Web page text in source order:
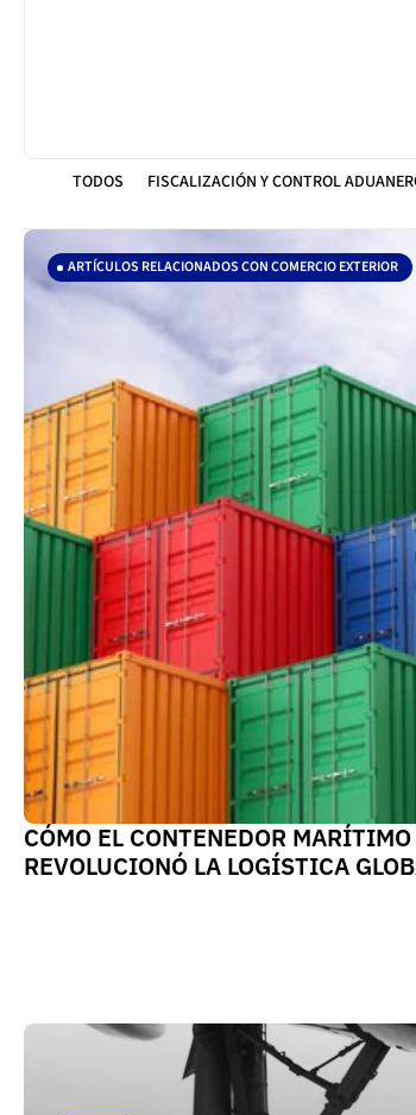
TODOS FISCALIZACIÓN Y CONTROL
ARTÍCULOS RELACIONADOS CON COMERCIO EXTERIOR
CÓMO EL CONTENEDOR MARÍTIMO
REVOLUCIONÓ LA LOGÍSTICA